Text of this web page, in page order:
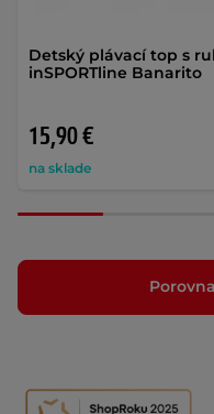
Detský plávací top s
inSPORTline Banarito
15,90 €
na sklade